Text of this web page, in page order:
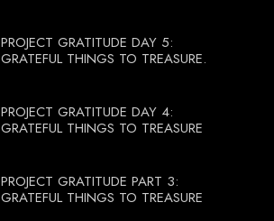
PROJECT GRATITUDE DAY 5:
GRATEFUL THINGS TO TREASURE.
PROJECT GRATITUDE DAY 4:
GRATEFUL THINGS TO TREASURE
PROJECT GRATITUDE PART 3:
GRATEFUL THINGS TO TREASURE